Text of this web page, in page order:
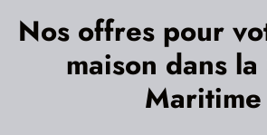
Nos offres pour
maison dans
Maritime